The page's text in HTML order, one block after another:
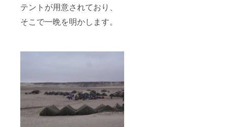
テントが用意されており、
そこで一晩を明かします。